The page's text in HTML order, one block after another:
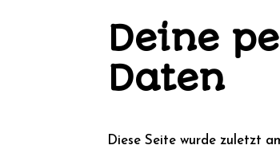
Deine
Daten
Diese Seite wurde zuletzt